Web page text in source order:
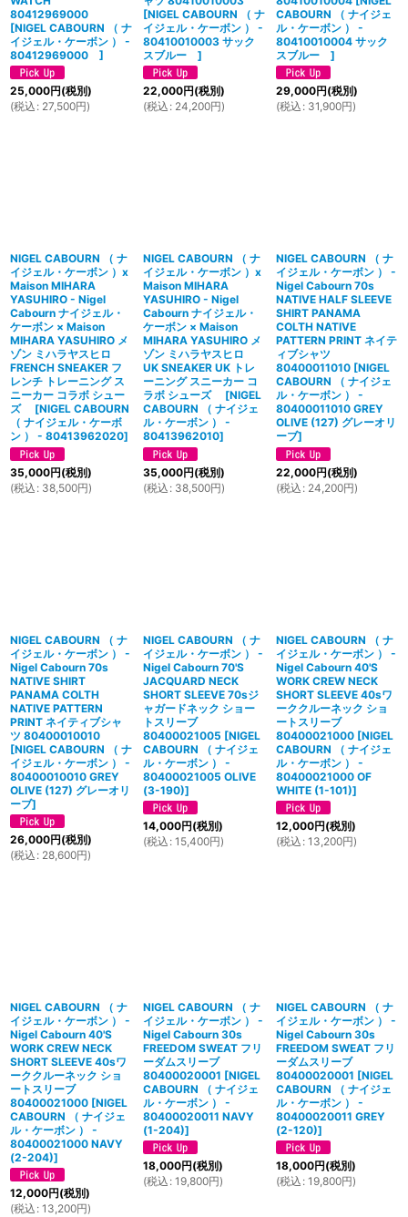
80412969000
[NIGEL CABOURN （ ナ
イジェル・ケーボン ） -
80412969000 ]
25,000円(税別)
(税込 : 27,500円)
[NIGEL CABOURN （ ナ
イジェル・ケーボン ） -
80410010003 サック
スブルー ]
22,000円(税別)
(税込 : 24,200円)
CABOURN （ ナイジェ
ル・ケーボン ） -
80410010004 サック
スブルー ]
29,000円(税別)
(税込 : 31,900円)
NIGEL CABOURN （ ナ
イジェル・ケーボン ）x
Maison MIHARA
YASUHIRO - Nigel
Cabourn ナイジェル・
ケーボン × Maison
MIHARA YASUHIRO メ
ゾン ミハラヤスヒロ
FRENCH SNEAKER フ
レンチ トレーニング ス
ニーカー コラボ シュー
ズ
[NIGEL CABOURN
（ ナイジェル・ケーボ
ン ） - 80413962020]
35,000円(税別)
(税込 : 38,500円)
NIGEL CABOURN （ ナ
イジェル・ケーボン ）x
Maison MIHARA
YASUHIRO - Nigel
Cabourn ナイジェル・
ケーボン × Maison
MIHARA YASUHIRO メ
ゾン ミハラヤスヒロ
UK SNEAKER UK トレ
ーニング スニーカー コ
ラボ シューズ
[NIGEL
CABOURN （ ナイジェ
ル・ケーボン ） -
80413962010]
35,000円(税別)
(税込 : 38,500円)
NIGEL CABOURN （ ナ
イジェル・ケーボン ） -
Nigel Cabourn 70s
NATIVE HALF SLEEVE
SHIRT PANAMA
COLTH NATIVE
PATTERN PRINT ネイテ
ィブシャツ
80400011010 [NIGEL
CABOURN （ ナイジェ
ル・ケーボン ） -
80400011010 GREY
OLIVE (127) グレーオリ
ーブ]
22,000円(税別)
(税込 : 24,200円)
NIGEL CABOURN （ ナ
イジェル・ケーボン ） -
Nigel Cabourn 70s
NATIVE SHIRT
PANAMA COLTH
NATIVE PATTERN
PRINT ネイティブシャ
ツ 80400010010
[NIGEL CABOURN （ ナ
イジェル・ケーボン ） -
80400010010 GREY
OLIVE (127) グレーオリ
ーブ]
26,000円(税別)
(税込 : 28,600円)
NIGEL CABOURN （ ナ
イジェル・ケーボン ） -
Nigel Cabourn 70'S
JACQUARD NECK
SHORT SLEEVE 70sジ
ャガードネック ショー
トスリーブ
80400021005 [NIGEL
CABOURN （ ナイジェ
ル・ケーボン ） -
80400021005 OLIVE
(3-190)]
14,000円(税別)
(税込 : 15,400円)
NIGEL CABOURN （ ナ
イジェル・ケーボン ） -
Nigel Cabourn 40'S
WORK CREW NECK
SHORT SLEEVE 40sワ
ーククルーネック ショ
ートスリーブ
80400021000 [NIGEL
CABOURN （ ナイジェ
ル・ケーボン ） -
80400021000 OF
WHITE (1-101)]
12,000円(税別)
(税込 : 13,200円)
NIGEL CABOURN （ ナ
イジェル・ケーボン ） -
Nigel Cabourn 40'S
WORK CREW NECK
SHORT SLEEVE 40sワ
ーククルーネック ショ
ートスリーブ
80400021000 [NIGEL
CABOURN （ ナイジェ
ル・ケーボン ） -
80400021000 NAVY
(2-204)]
12,000円(税別)
(税込 : 13,200円)
NIGEL CABOURN （ ナ
イジェル・ケーボン ） -
Nigel Cabourn 30s
FREEDOM SWEAT フリ
ーダムスリーブ
80400020001 [NIGEL
CABOURN （ ナイジェ
ル・ケーボン ） -
80400020011 NAVY
(1-204)]
18,000円(税別)
(税込 : 19,800円)
NIGEL CABOURN （ ナ
イジェル・ケーボン ） -
Nigel Cabourn 30s
FREEDOM SWEAT フリ
ーダムスリーブ
80400020001 [NIGEL
CABOURN （ ナイジェ
ル・ケーボン ） -
80400020011 GREY
(2-120)]
18,000円(税別)
(税込 : 19,800円)